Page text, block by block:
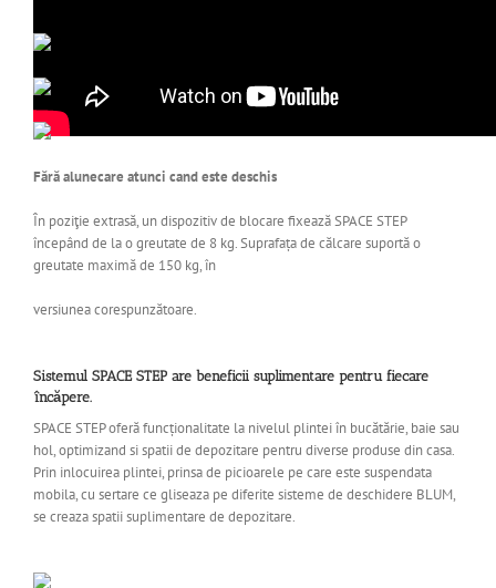
Fără alunecare atunci cand este deschis
În poziţie extrasă, un dispozitiv de blocare fixează SPACE STEP
începând de la o greutate de 8 kg. Suprafața de călcare suportă o
greutate maximă de 150 kg, în
versiunea corespunzătoare.
Sistemul SPACE STEP are beneficii suplimentare pentru fiecare
încăpere.
SPACE STEP oferă funcționalitate la nivelul plintei în bucătărie, baie sau
hol, optimizand si spatii de depozitare pentru diverse produse din casa.
Prin inlocuirea plintei, prinsa de picioarele pe care este suspendata
mobila, cu sertare ce gliseaza pe diferite sisteme de deschidere BLUM,
se creaza spatii suplimentare de depozitare.